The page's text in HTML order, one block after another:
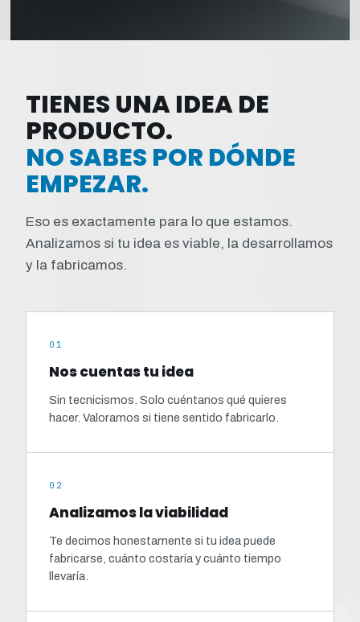
TIENES UNA IDEA DE
PRODUCTO.
NO SABES POR DÓNDE
EMPEZAR.
Eso es exactamente para lo que estamos.
Analizamos si tu idea es viable, la desarrollamos
y la fabricamos.
01
Nos cuentas tu idea
Sin tecnicismos. Solo cuéntanos qué quieres
hacer. Valoramos si tiene sentido fabricarlo.
02
Analizamos la viabilidad
Te decimos honestamente si tu idea puede
fabricarse, cuánto costaría y cuánto tiempo
llevaría.